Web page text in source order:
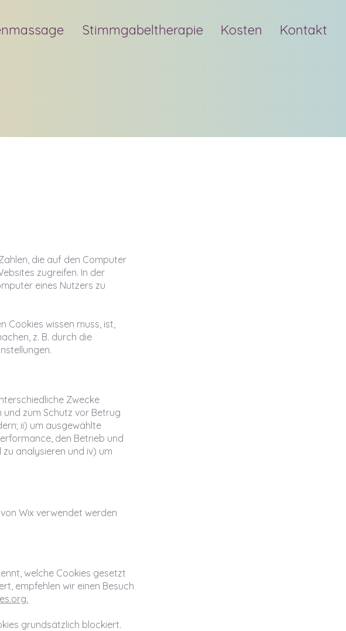
Stimmgabeltherapie Kosten Kontakt
die auf den Computer
zugreifen. In der
eines Nutzers zu
Cookies wissen muss, ist,
z. B. durch die
Zwecke
und zum Schutz vor Betrug
ii) um ausgewählte
den Betrieb und
analysieren und iv) um
Wix verwendet werden
welche Cookies gesetzt
empfehlen wir einen Besuch
grundsätzlich blockiert.